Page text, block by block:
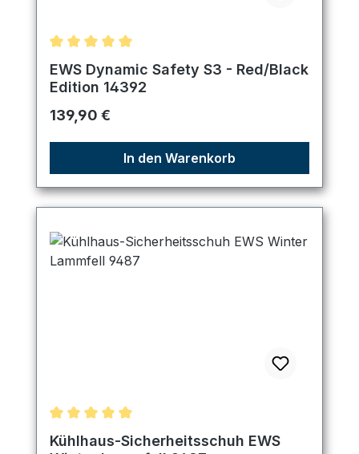
Durchschnittliche Bewertung von 5 von 5 Sternen
EWS Dynamic Safety S3 - Red/Black
Edition 14392
Regulärer Preis:
139,90 €
In den Warenkorb
Durchschnittliche Bewertung von 5 von 5 Sternen
Kühlhaus-Sicherheitsschuh EWS